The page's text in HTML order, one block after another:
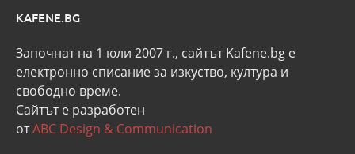
KAFENE.BG
Започнат на 1 юли 2007 г., сайтът Kafene.bg e
eлектронно списание за изкуство, култура и
свободно време.
Сайтът е разработен
отABC Design & Communication